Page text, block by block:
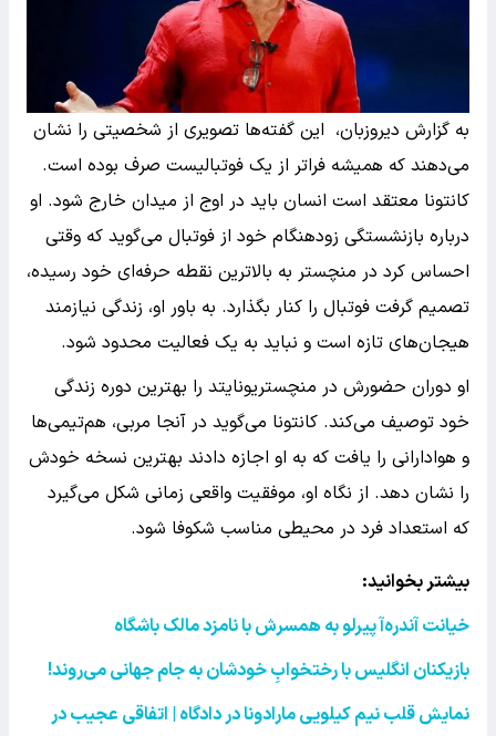
به گزارش دیروزبان، این گفته‌ها تصویری از شخصیتی را نشان
می‌دهند که همیشه فراتر از یک فوتبالیست صرف بوده است.
کانتونا معتقد است انسان باید در اوج از میدان خارج شود. او
درباره بازنشستگی زودهنگام خود از فوتبال می‌گوید که وقتی
احساس کرد در منچستر به بالاترین نقطه حرفه‌ای خود رسیده،
تصمیم گرفت فوتبال را کنار بگذارد. به باور او، زندگی نیازمند
هیجان‌های تازه است و نباید به یک فعالیت محدود شود.
او دوران حضورش در منچستریونایتد را بهترین دوره زندگی
خود توصیف می‌کند. کانتونا می‌گوید در آنجا مربی، هم‌تیمی‌ها
و هوادارانی را یافت که به او اجازه دادند بهترین نسخه خودش
را نشان دهد. از نگاه او، موفقیت واقعی زمانی شکل می‌گیرد
که استعداد فرد در محیطی مناسب شکوفا شود.
بیشتر بخوانید:
خیانت آندره‌آ پیرلو به همسرش با نامزد مالک باشگاه
بازیکنان انگلیس با رختخوابِ خودشان به جام جهانی می‌روند!
نمایش قلب نیم کیلویی مارادونا در دادگاه | اتفاقی عجیب در